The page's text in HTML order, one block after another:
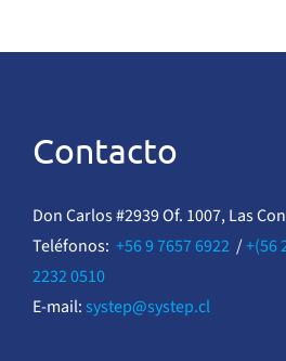
Contacto
Don Carlos #2939 Of. 1007, Las
Teléfonos: +56 9 7657 6922/+(56
2232 0510
E-mail: systep@systep.cl